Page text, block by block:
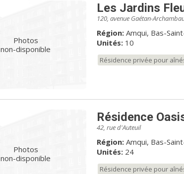
Photos
non-disponible
Les Jardins
120, avenue Gaétan-
Région: Amqui, Bas-
Unités:10
Résidence privée pour
Photos
non-disponible
Résidence
42, rue d'Auteuil
Région: Amqui, Bas-
Unités:24
Résidence privée pour